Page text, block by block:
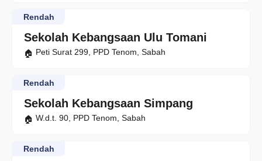
Sekolah Kebangsaan Ulu Tomani
Rendah
Peti Surat 299, PPD Tenom, Sabah
Sekolah Kebangsaan Simpang
Rendah
W.d.t. 90, PPD Tenom, Sabah
Rendah